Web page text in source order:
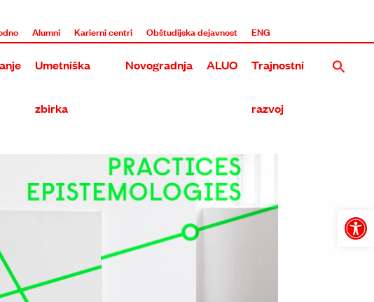
Open
Alumni Karierni centri Obštudijska dejavnost ENG
Umetniška
zbirka
Novogradnja
Nova stavba UL ALUO na Roški
Rekonstrukcija in dozidava obstoječega objekta ALUO
Tri umetniške akademije na Roški
Skupna stavba treh umetniških akademij na Metelkovi
ALUO Trajnostni
razvoj